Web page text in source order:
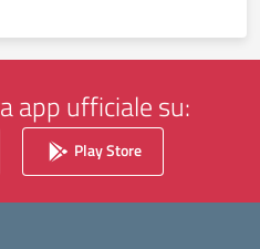
app ufficiale su:
Play Store